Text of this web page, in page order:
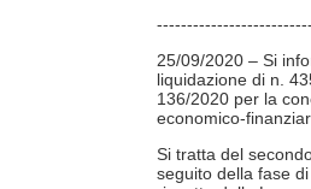
25/09/2020 – Si
liquidazione di n.
136/2020 per la
economico-
Si tratta del
seguito della fase di